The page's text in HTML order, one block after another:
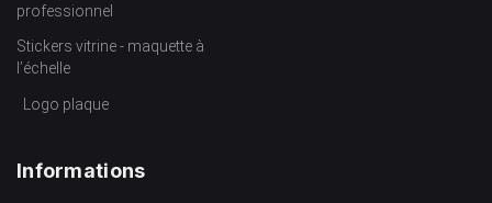
professionnel
Stickers vitrine - maquette à
l’échelle
Logo plaque
Informations